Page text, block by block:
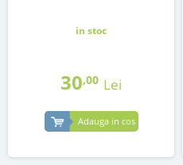
in stoc
30,00 Lei
Adauga in cos